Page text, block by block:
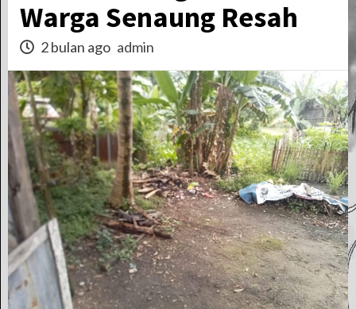
Warga Senaung Resah
2 bulan ago admin